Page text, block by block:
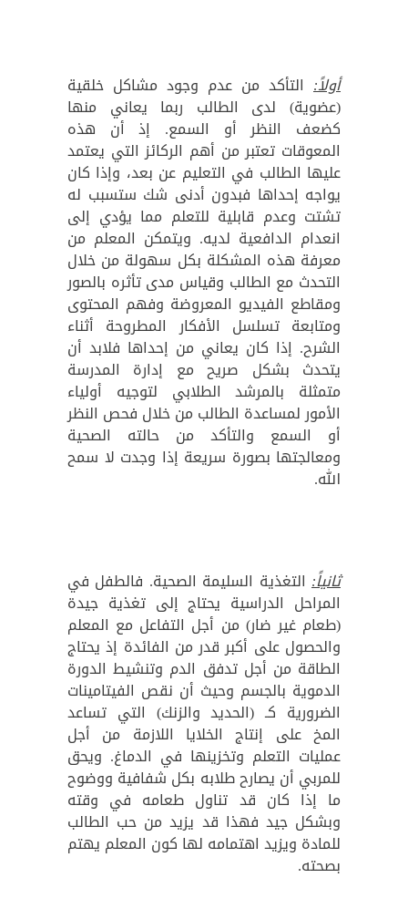
أولاً: التأكد من عدم وجود مشاكل خلقية
(عضوية) لدى الطالب ربما يعاني منها
كضعف النظر أو السمع. إذ أن هذه
المعوقات تعتبر من أهم الركائز التي يعتمد
عليها الطالب في التعليم عن بعد، وإذا كان
يواجه إحداها فبدون أدنى شك ستسبب له
تشتت وعدم قابلية للتعلم مما يؤدي إلى
انعدام الدافعية لديه. ويتمكن المعلم من
معرفة هذه المشكلة بكل سهولة من خلال
التحدث مع الطالب وقياس مدى تأثره بالصور
ومقاطع الفيديو المعروضة وفهم المحتوى
ومتابعة تسلسل الأفكار المطروحة أثناء
الشرح. إذا كان يعاني من إحداها فلابد أن
يتحدث بشكل صريح مع إدارة المدرسة
متمثلة بالمرشد الطلابي لتوجيه أولياء
الأمور لمساعدة الطالب من خلال فحص النظر
أو السمع والتأكد من حالته الصحية
ومعالجتها بصورة سريعة إذا وجدت لا سمح
الله.
ثانياً: التغذية السليمة الصحية. فالطفل في
المراحل الدراسية يحتاج إلى تغذية جيدة
(طعام غير ضار) من أجل التفاعل مع المعلم
والحصول على أكبر قدر من الفائدة إذ يحتاج
الطاقة من أجل تدفق الدم وتنشيط الدورة
الدموية بالجسم وحيث أن نقص الفيتامينات
الضرورية كـ (الحديد والزنك) التي تساعد
المخ على إنتاج الخلايا اللازمة من أجل
عمليات التعلم وتخزينها في الدماغ. ويحق
للمربي أن يصارح طلابه بكل شفافية ووضوح
ما إذا كان قد تناول طعامه في وقته
وبشكل جيد فهذا قد يزيد من حب الطالب
للمادة ويزيد اهتمامه لها كون المعلم يهتم
بصحته.